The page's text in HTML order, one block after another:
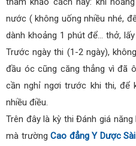
nước ( không uống nhiều nhé,
dành khoảng 1 phút để… thở,
Trước ngày thi (1-2 ngày),
đầu óc cũng căng thẳng vì đã
cần nghỉ ngơi trước khi thi, để
nhiều điều.
Trên đây là kỳ thi Đánh giá
mà trườngCao đẳng Y Dược